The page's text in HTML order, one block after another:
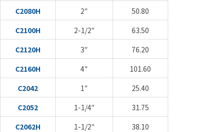
C2080H
2″
50.80
C2100H
2-1/2″
63.50
C2120H
3″
76.20
C2160H
4″
101.60
C2042
1″
25.40
C2052
1-1/4″
31.75
C2062H
1-1/2″
38.10